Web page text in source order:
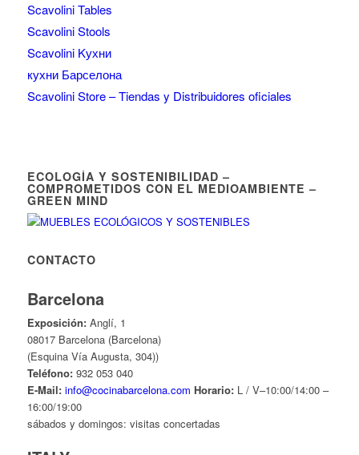
Scavolini Tables
Scavolini Stools
Scavolini Kухни
кухни Барселона
Scavolini Store – Tiendas y Distribuidores oficiales
ECOLOGÍA Y SOSTENIBILIDAD –
COMPROMETIDOS CON EL MEDIOAMBIENTE –
GREEN MIND
CONTACTO
Barcelona
Exposición:Anglí, 1
08017 Barcelona (Barcelona)
(Esquina Vía Augusta, 304))
Teléfono:932 053 040
E-Mail: info@cocinabarcelona.com Horario:L / V–10:00/14:00 –
16:00/19:00
sábados y domingos: visitas concertadas